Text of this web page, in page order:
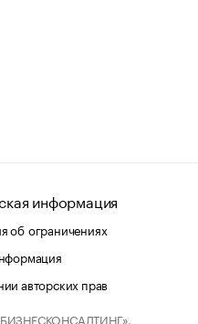
информация
об ограничениях
авторских прав